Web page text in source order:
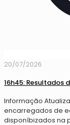
20/07/2026
16h45: Resultados
Informação
encarregados de
disponíbizados na